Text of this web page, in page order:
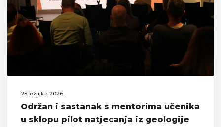
25. ožujka 2026.
Održan i sastanak s mentorima učenika
u sklopu pilot natjecanja iz geologije